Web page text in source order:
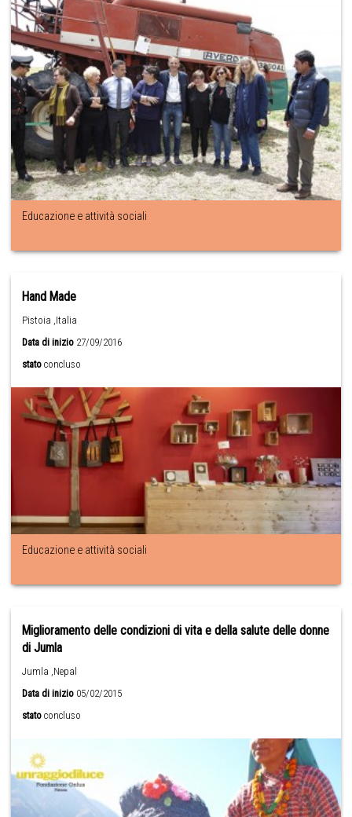
Educazione e attività sociali
Hand Made
Pistoia ,Italia
Data di inizio 27/09/2016
stato concluso
Educazione e attività sociali
Miglioramento delle condizioni di vita e della salute delle donne
di Jumla
Jumla ,Nepal
Data di inizio 05/02/2015
stato concluso